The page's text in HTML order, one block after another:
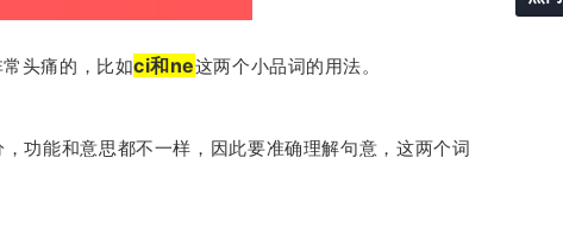
头痛的，比如ci和ne这两个小品词的用法。
功能和意思都不一样，因此要准确理解句意，这两个词